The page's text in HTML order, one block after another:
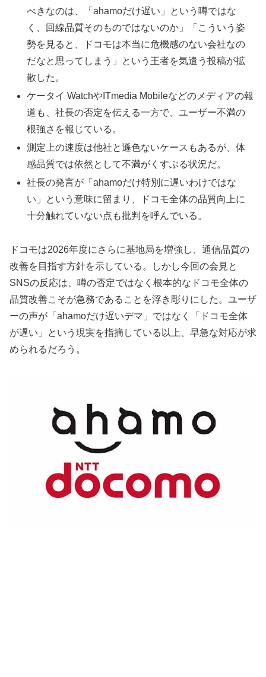
べきなのは、「ahamoだけ遅い」という噂ではな
く、回線品質そのものではないのか」「こういう姿
勢を見ると、ドコモは本当に危機感のない会社なの
だなと思ってしまう」という王者を気遣う投稿が拡
散した。
ケータイ WatchやITmedia Mobileなどのメディアの報
道も、社長の否定を伝える一方で、ユーザー不満の
根強さを報じている。
測定上の速度は他社と遜色ないケースもあるが、体
感品質では依然として不満がくすぶる状況だ。
社長の発言が「ahamoだけ特別に遅いわけではな
い」という意味に留まり、ドコモ全体の品質向上に
十分触れていない点も批判を呼んでいる。
ドコモは2026年度にさらに基地局を増強し、通信品質の
改善を目指す方針を示している。しかし今回の会見と
SNSの反応は、噂の否定ではなく根本的なドコモ全体の
品質改善こそが急務であることを浮き彫りにした。ユーザ
ーの声が「ahamoだけ遅いデマ」ではなく「ドコモ全体
が遅い」という現実を指摘している以上、早急な対応が求
められるだろう。